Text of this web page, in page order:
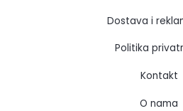
Dostava i
Politika
Kontakt
O nama